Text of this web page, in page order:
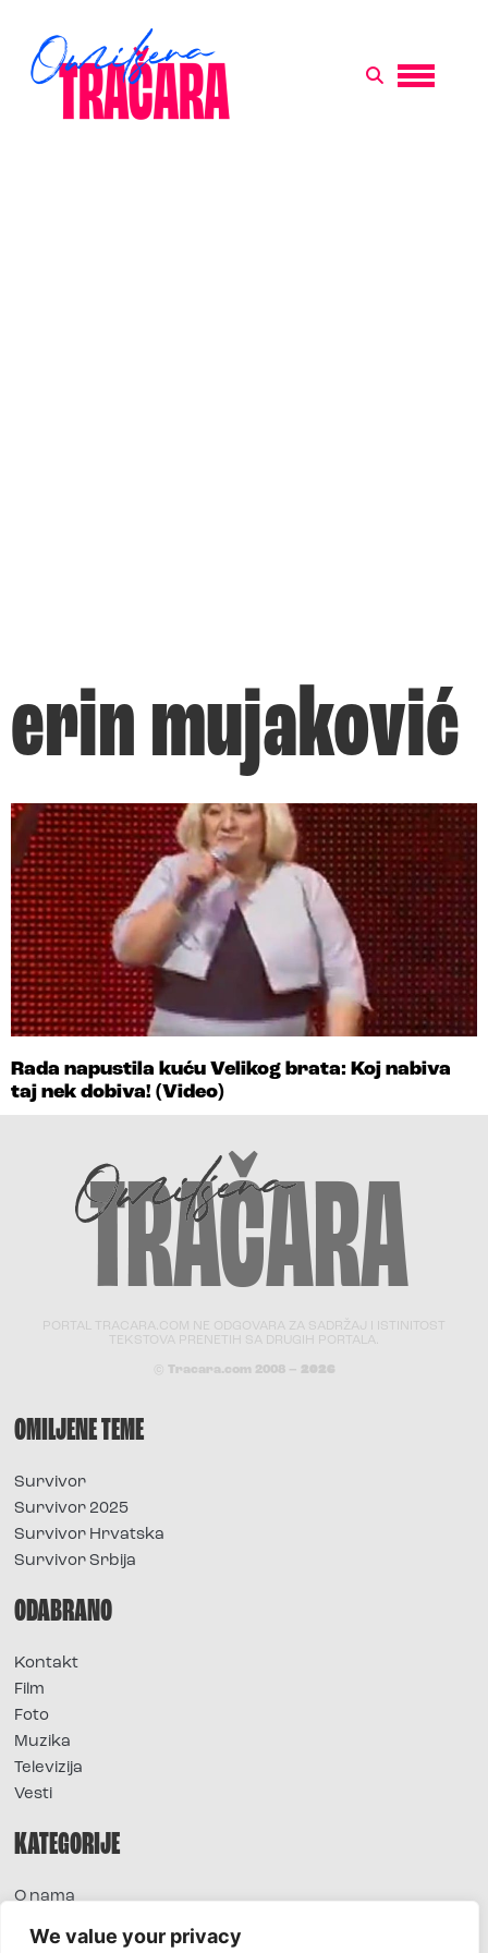
We value your privacy
erin mujaković
Rada napustila kuću Velikog brata: Koj nabiva
taj nek dobiva! (Video)
PORTAL TRACARA.COM NE ODGOVARA ZA SADRŽAJ I ISTINITOST
TEKSTOVA PRENETIH SA DRUGIH PORTALA.
© Tracara.com 2008 – 2026
OMILJENE TEME
Survivor
Survivor 2025
Survivor Hrvatska
Survivor Srbija
ODABRANO
Kontakt
Film
Foto
Muzika
Televizija
Vesti
KATEGORIJE
O nama
Extra